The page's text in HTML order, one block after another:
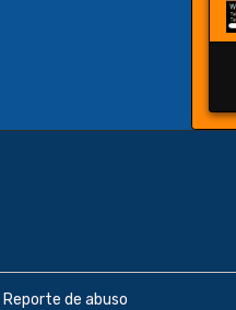
Reporte de abuso